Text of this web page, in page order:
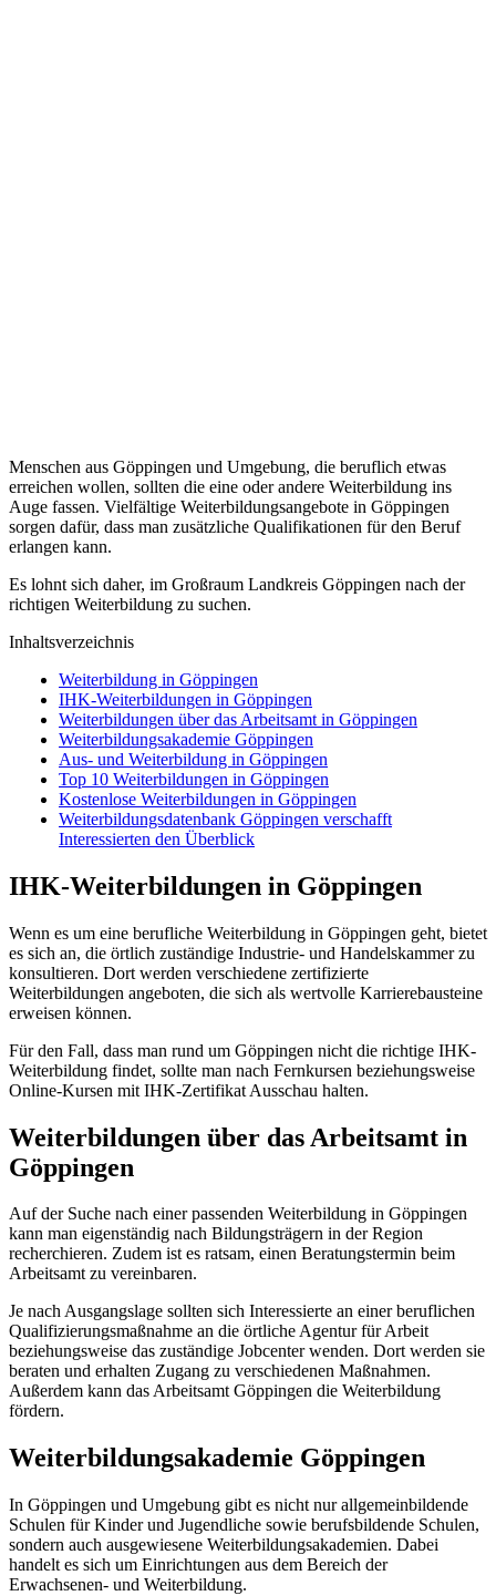
Menschen aus Göppingen und Umgebung, die beruflich etwas
erreichen wollen, sollten die eine oder andere Weiterbildung ins
Auge fassen. Vielfältige Weiterbildungsangebote in Göppingen
sorgen dafür, dass man zusätzliche Qualifikationen für den Beruf
erlangen kann.
Es lohnt sich daher, im Großraum Landkreis Göppingen nach der
richtigen Weiterbildung zu suchen.
Inhaltsverzeichnis
Weiterbildung in Göppingen
IHK-Weiterbildungen in Göppingen
Weiterbildungen über das Arbeitsamt in Göppingen
Weiterbildungsakademie Göppingen
Aus- und Weiterbildung in Göppingen
Top 10 Weiterbildungen in Göppingen
Kostenlose Weiterbildungen in Göppingen
Weiterbildungsdatenbank Göppingen verschafft
Interessierten den Überblick
IHK-Weiterbildungen in Göppingen
Wenn es um eine berufliche Weiterbildung in Göppingen geht, bietet
es sich an, die örtlich zuständige Industrie- und Handelskammer zu
konsultieren. Dort werden verschiedene zertifizierte
Weiterbildungen angeboten, die sich als wertvolle Karrierebausteine
erweisen können.
Für den Fall, dass man rund um Göppingen nicht die richtige IHK-
Weiterbildung findet, sollte man nach Fernkursen beziehungsweise
Online-Kursen mit IHK-Zertifikat Ausschau halten.
Weiterbildungen über das Arbeitsamt in
Göppingen
Auf der Suche nach einer passenden Weiterbildung in Göppingen
kann man eigenständig nach Bildungsträgern in der Region
recherchieren. Zudem ist es ratsam, einen Beratungstermin beim
Arbeitsamt zu vereinbaren.
Je nach Ausgangslage sollten sich Interessierte an einer beruflichen
Qualifizierungsmaßnahme an die örtliche Agentur für Arbeit
beziehungsweise das zuständige Jobcenter wenden. Dort werden sie
beraten und erhalten Zugang zu verschiedenen Maßnahmen.
Außerdem kann das Arbeitsamt Göppingen die Weiterbildung
fördern.
Weiterbildungsakademie Göppingen
In Göppingen und Umgebung gibt es nicht nur allgemeinbildende
Schulen für Kinder und Jugendliche sowie berufsbildende Schulen,
sondern auch ausgewiesene Weiterbildungsakademien. Dabei
handelt es sich um Einrichtungen aus dem Bereich der
Erwachsenen- und Weiterbildung.